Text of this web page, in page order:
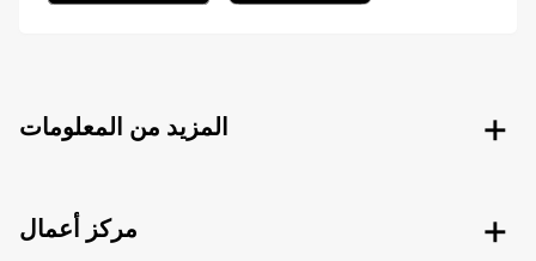
المزيد من المعلومات
مركز أعمال